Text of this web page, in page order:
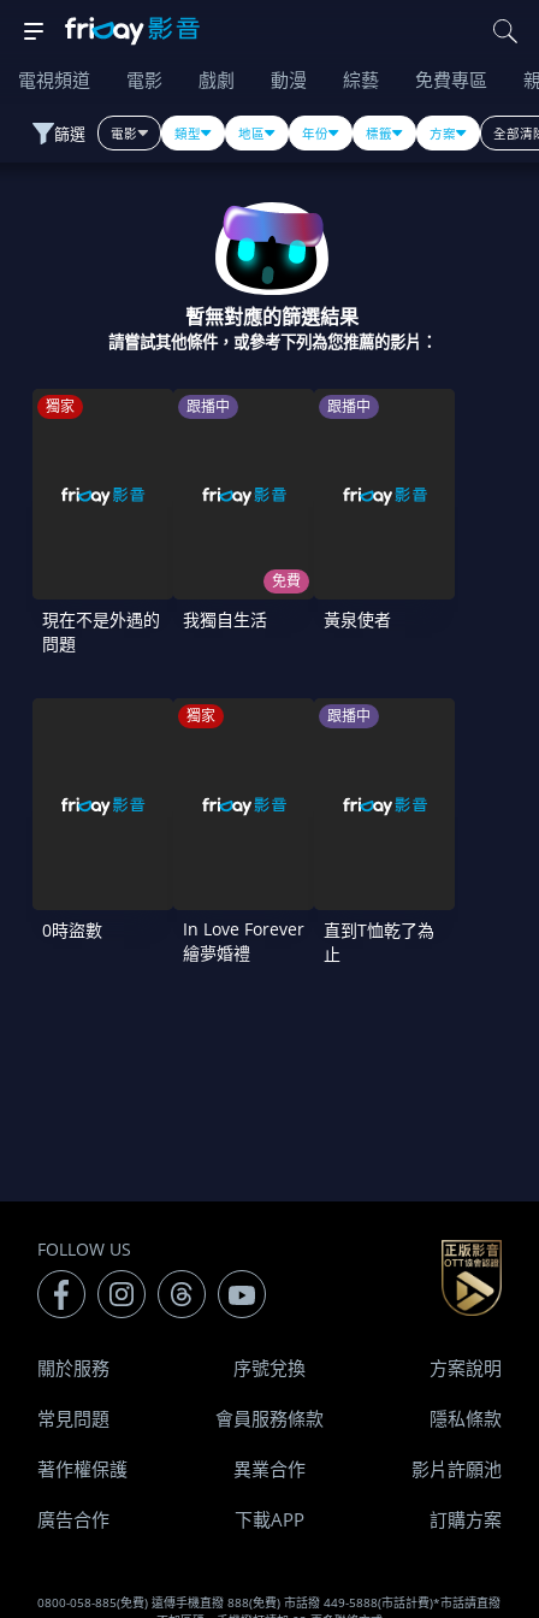
電視頻道 電影 戲劇 動漫 綜藝 免費專區
篩選 電影 類型 地區 年份 標籤 方案 全部清
暫無對應的篩選結果
請嘗試其他條件，或參考下列為您推薦的影片：
獨家
現在不是外遇的
問題
跟播中
免費
我獨自生活
跟播中
黃泉使者
0時盜數
獨家
In Love Forever
繪夢婚禮
跟播中
直到T恤乾了為
止
FOLLOW US
0800-058-885(免費) 遠傳手機直撥 888(免費) 市話撥 449-5888(市話計費)*市話請直撥
關於服務 序號兌換 方案說明
常見問題 會員服務條款 隱私條款
著作權保護 異業合作 影片許願池
廣告合作 下載APP 訂購方案